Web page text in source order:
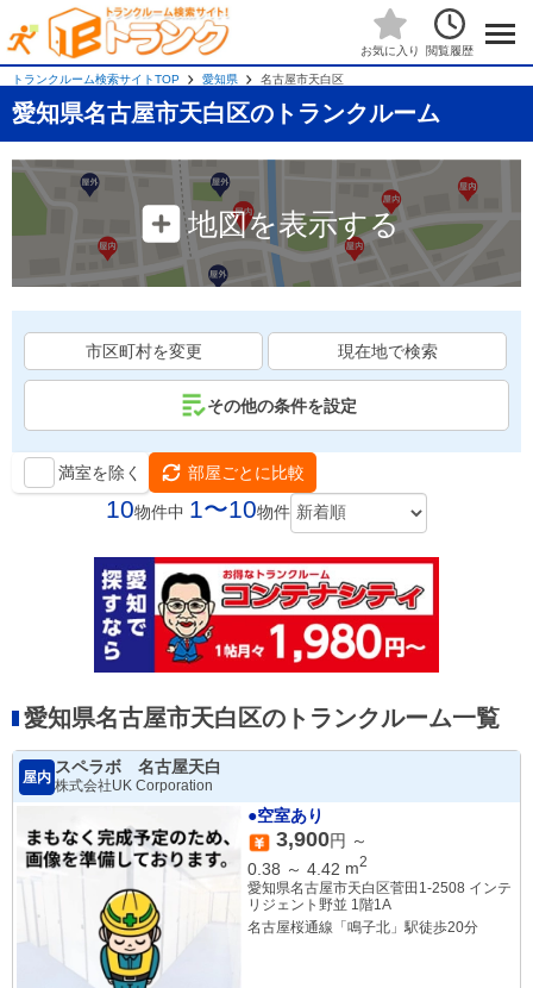
お気に入り 閲覧履歴
トランクルーム検索サイトTOP 愛知県 名古屋市天白区
愛知県名古屋市天白区のトランクルーム
地図を表示する
市区町村を変更 現在地で検索
その他の条件を設定
満室を除く 部屋ごとに比較
10物件中 1〜10物件
愛知県名古屋市天白区のトランクルーム一覧
屋内
スペラボ 名古屋天白
株式会社UK Corporation
●空室あり
3,900円 ～
0.38 ～ 4.42 m2
愛知県名古屋市天白区菅田1-2508 インテ
リジェント野並 1階1A
名古屋桜通線「鳴子北」駅徒歩20分